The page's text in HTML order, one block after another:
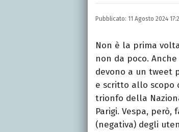
Laureata in
Pubblicato: 11 Agosto 2024
Non è la prima
non da poco.
devono a un tweet
e scritto allo scopo
trionfo della
Parigi. Vespa,
(negativa) degli